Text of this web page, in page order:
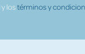
y lostérminos y